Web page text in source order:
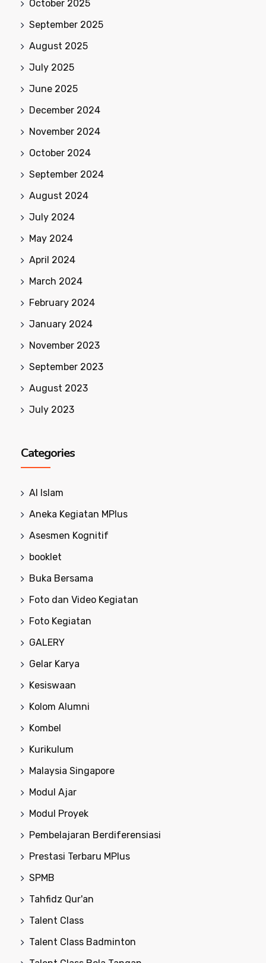
October 2025
September 2025
August 2025
July 2025
June 2025
December 2024
November 2024
October 2024
September 2024
August 2024
July 2024
May 2024
April 2024
March 2024
February 2024
January 2024
November 2023
September 2023
August 2023
July 2023
Categories
Al Islam
Aneka Kegiatan MPlus
Asesmen Kognitif
booklet
Buka Bersama
Foto dan Video Kegiatan
Foto Kegiatan
GALERY
Gelar Karya
Kesiswaan
Kolom Alumni
Kombel
Kurikulum
Malaysia Singapore
Modul Ajar
Modul Proyek
Pembelajaran Berdiferensiasi
Prestasi Terbaru MPlus
SPMB
Tahfidz Qur'an
Talent Class
Talent Class Badminton